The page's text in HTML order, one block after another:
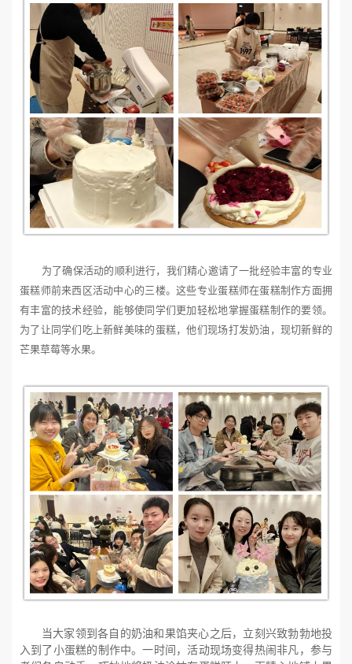
为了确保活动的顺利进行，我们精心邀请了一批经验丰富的专业
蛋糕师前来西区活动中心的三楼。这些专业蛋糕师在蛋糕制作方面拥
有丰富的技术经验，能够使同学们更加轻松地掌握蛋糕制作的要领。
为了让同学们吃上新鲜美味的蛋糕，他们现场打发奶油，现切新鲜的
芒果草莓等水果。
当大家领到各自的奶油和果馅夹心之后，立刻兴致勃勃地投
入到了小蛋糕的制作中。一时间，活动现场变得热闹非凡，参与